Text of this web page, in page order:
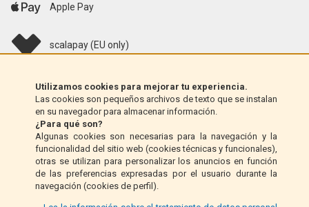
Utilizamos cookies para mejorar tu experiencia.
Las cookies son pequeños archivos de texto que se instalan
en su navegador para almacenar información.
¿Para qué son?
Algunas cookies son necesarias para la navegación y la
funcionalidad del sitio web (cookies técnicas y funcionales),
otras se utilizan para personalizar los anuncios en función
de las preferencias expresadas por el usuario durante la
navegación (cookies de perfil).
Apple Pay
scalapay (EU only)
Klarna (solo UE)
Giro postal (solo Italia)
Contra reembolso (solo Italia)